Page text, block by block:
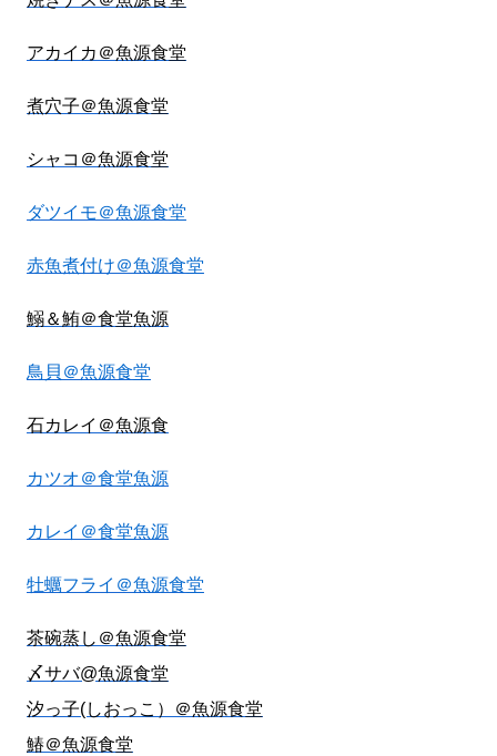
アカイカ＠魚源食堂
煮穴子＠魚源食堂
シャコ＠魚源食堂
ダツイモ＠魚源食堂
赤魚煮付け＠魚源食堂
鰯＆鮪＠食堂魚源
鳥貝＠魚源食堂
石カレイ＠魚源食
カツオ＠食堂魚源
カレイ＠食堂魚源
牡蠣フライ＠魚源食堂
茶碗蒸し＠魚源食堂
〆サバ@魚源食堂
汐っ子(しおっこ）＠魚源食堂
鰆＠魚源食堂